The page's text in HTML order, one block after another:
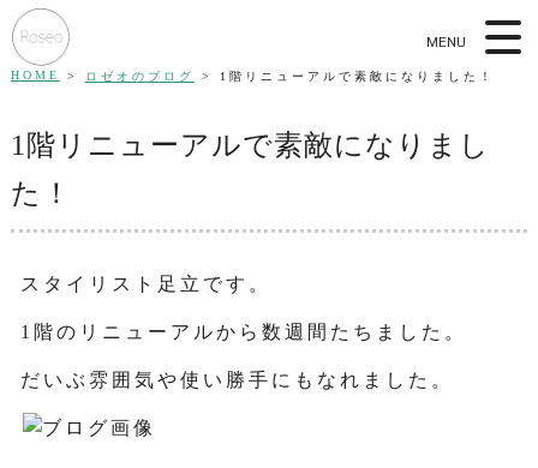
MENU
HOME ロゼオのブログ 1階リニューアルで素敵になりました！
1階リニューアルで素敵になりまし
た！
スタイリスト足立です。
1階のリニューアルから数週間たちました。
だいぶ雰囲気や使い勝手にもなれました。